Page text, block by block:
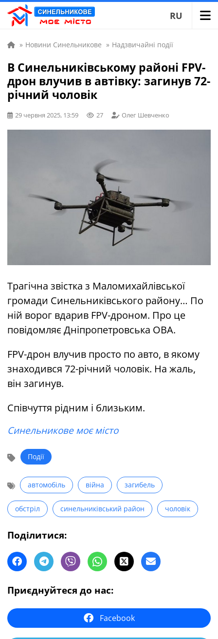
RU
» Новини Синельникове » Надзвичайні події
В Синельниківському районі FPV-
дрон влучив в автівку: загинув 72-
річний чоловік
29 червня 2025, 13:59 27 Олег Шевченко
Трагічна звістка з Маломихайлівської
громади Синельниківського району… По
ній ворог вдарив FPV-дроном. Про це
повідомляє Дніпропетровська ОВА.
FPV-дрон влучив просто по авто, в якому
знаходився 72-річний чоловік. На жаль,
він загинув.
Співчуття рідним і близьким.
Синельникове моє місто
Події
автомобіль війна загибель
обстріл синельниківський район чоловік
Поділитися:
Приєднуйтеся до нас:
Facebook